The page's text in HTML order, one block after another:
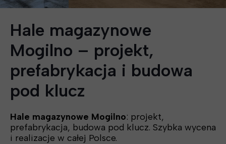
Hale magazynowe
Mogilno – projekt,
prefabrykacja i budowa
pod klucz
Hale magazynowe Mogilno: projekt,
prefabrykacja, budowa pod klucz. Szybka wycena
i realizacje w całej Polsce.